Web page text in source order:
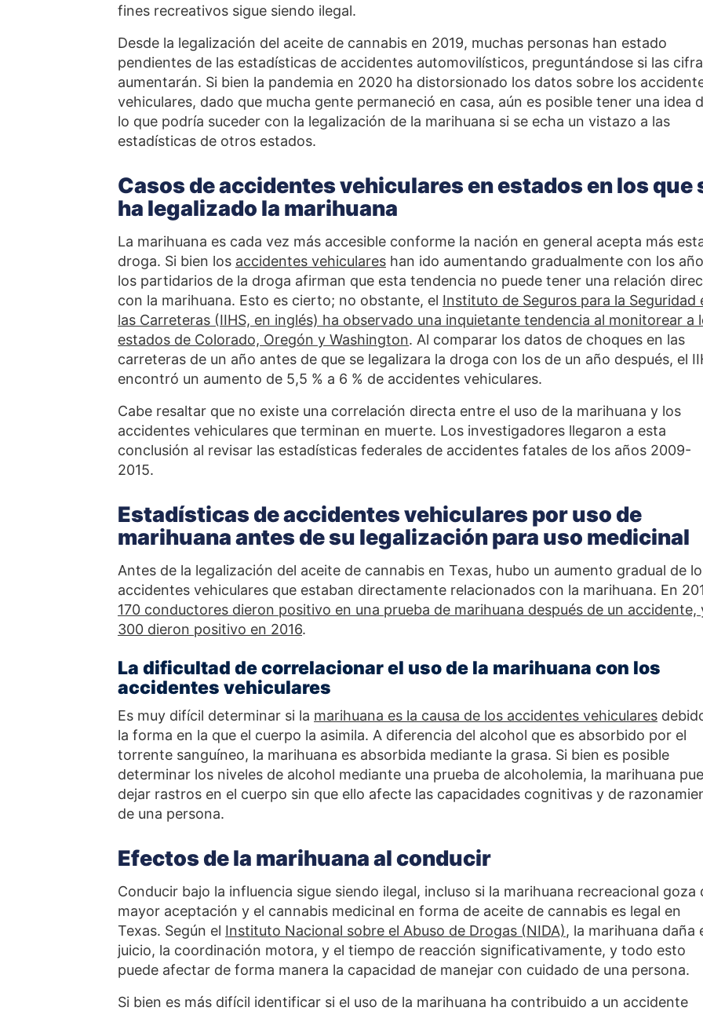
fines recreativos sigue siendo ilegal.
Desde la legalización del aceite de cannabis en 2019, muchas personas han estado
pendientes de las estadísticas de accidentes automovilísticos, preguntándose si las
aumentarán. Si bien la pandemia en 2020 ha distorsionado los datos sobre los
vehiculares, dado que mucha gente permaneció en casa, aún es posible tener una idea
lo que podría suceder con la legalización de la marihuana si se echa un vistazo a las
estadísticas de otros estados.
Casos de accidentes vehiculares en estados en los que
ha legalizado la marihuana
La marihuana es cada vez más accesible conforme la nación en general acepta más
droga. Si bien los accidentes vehiculares han ido aumentando gradualmente con los
los partidarios de la droga afirman que esta tendencia no puede tener una relación
con la marihuana. Esto es cierto; no obstante, el Instituto de Seguros para la Seguridad
las Carreteras (IIHS, en inglés) ha observado una inquietante tendencia al monitorear a
estados de Colorado, Oregón y Washington. Al comparar los datos de choques en las
carreteras de un año antes de que se legalizara la droga con los de un año después, el
encontró un aumento de 5,5 % a 6 % de accidentes vehiculares.
Cabe resaltar que no existe una correlación directa entre el uso de la marihuana y los
accidentes vehiculares que terminan en muerte. Los investigadores llegaron a esta
conclusión al revisar las estadísticas federales de accidentes fatales de los años 2009-
2015.
Estadísticas de accidentes vehiculares por uso de
marihuana antes de su legalización para uso medicinal
Antes de la legalización del aceite de cannabis en Texas, hubo un aumento gradual de
accidentes vehiculares que estaban directamente relacionados con la marihuana. En
170 conductores dieron positivo en una prueba de marihuana después de un accidente,
300 dieron positivo en 2016.
La dificultad de correlacionar el uso de la marihuana con los
accidentes vehiculares
Es muy difícil determinar si la marihuana es la causa de los accidentes vehiculares
la forma en la que el cuerpo la asimila. A diferencia del alcohol que es absorbido por el
torrente sanguíneo, la marihuana es absorbida mediante la grasa. Si bien es posible
determinar los niveles de alcohol mediante una prueba de alcoholemia, la marihuana
dejar rastros en el cuerpo sin que ello afecte las capacidades cognitivas y de
de una persona.
Efectos de la marihuana al conducir
Conducir bajo la influencia sigue siendo ilegal, incluso si la marihuana recreacional goza
mayor aceptación y el cannabis medicinal en forma de aceite de cannabis es legal en
Texas. Según el Instituto Nacional sobre el Abuso de Drogas (NIDA), la marihuana daña
juicio, la coordinación motora, y el tiempo de reacción significativamente, y todo esto
puede afectar de forma manera la capacidad de manejar con cuidado de una persona.
Si bien es más difícil identificar si el uso de la marihuana ha contribuido a un accidente